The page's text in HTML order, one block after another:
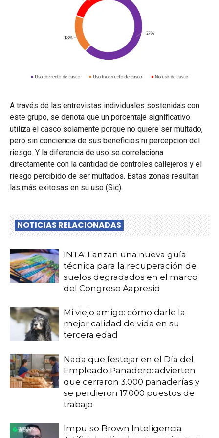
A través de las entrevistas individuales sostenidas con
este grupo, se denota que un porcentaje significativo
utiliza el casco solamente porque no quiere ser multado,
pero sin conciencia de sus beneficios ni percepción del
riesgo. Y la diferencia de uso se correlaciona
directamente con la cantidad de controles callejeros y el
riesgo percibido de ser multados. Estas zonas resultan
las más exitosas en su uso (Sic).
NOTICIAS RELACIONADAS
INTA: Lanzan una nueva guía
técnica para la recuperación de
suelos degradados en el marco
del Congreso Aapresid
Mi viejo amigo: cómo darle la
mejor calidad de vida en su
tercera edad
Nada que festejar en el Día del
Empleado Panadero: advierten
que cerraron 3.000 panaderías y
se perdieron 17.000 puestos de
trabajo
Impulso Brown Inteligencia